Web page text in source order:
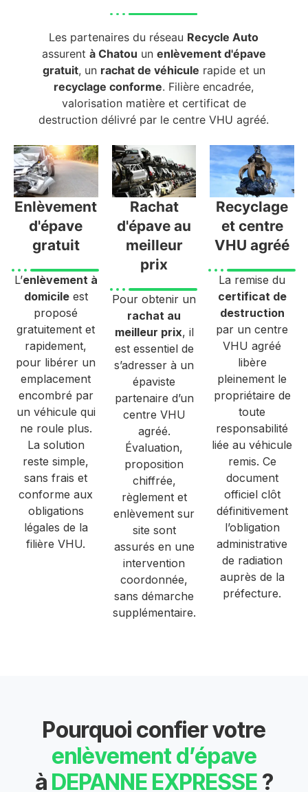
Les partenaires du réseau Recycle Auto
assurent à Chatou un enlèvement d'épave
gratuit, un rachat de véhicule rapide et un
recyclage conforme. Filière encadrée,
valorisation matière et certificat de
destruction délivré par le centre VHU agréé.
Enlèvement
d'épave
gratuit
L’enlèvement à
domicileest
proposé
gratuitement et
rapidement,
pour libérer un
emplacement
encombré par
un véhicule qui
ne roule plus.
La solution
reste simple,
sans frais et
conforme aux
obligations
légales de la
filière VHU.
Rachat
d'épave au
meilleur
prix
Pour obtenir un
rachat au
meilleur prix, il
est essentiel de
s’adresser à un
épaviste
partenaire d’un
centre VHU
agréé.
Évaluation,
proposition
chiffrée,
règlement et
enlèvement sur
site sont
assurés en une
intervention
coordonnée,
sans démarche
supplémentaire.
Recyclage
et centre
VHU agréé
La remise du
certificat de
destruction
par un centre
VHU agréé
libère
pleinement le
propriétaire de
toute
responsabilité
liée au véhicule
remis. Ce
document
officiel clôt
définitivement
l’obligation
administrative
de radiation
auprès de la
préfecture.
Pourquoi confier votre
enlèvement d’épave
à DEPANNE EXPRESSE ?